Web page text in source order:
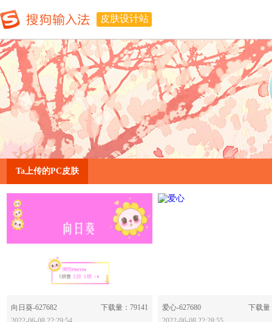
皮肤设计站
Ta上传的PC皮肤
向日葵-627682
下载量：79141
爱心-627680
下载量